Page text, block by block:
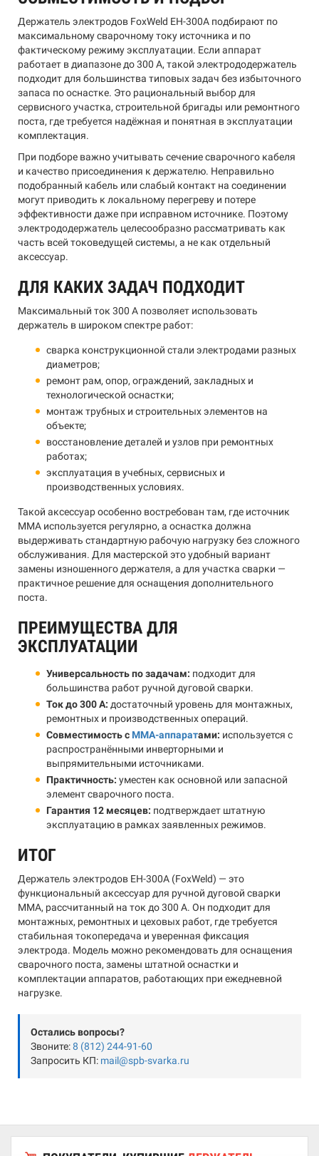
Держатель электродов FoxWeld EH-300А подбирают по
максимальному сварочному току источника и по
фактическому режиму эксплуатации. Если аппарат
работает в диапазоне до 300 А, такой электрододержатель
подходит для большинства типовых задач без избыточного
запаса по оснастке. Это рациональный выбор для
сервисного участка, строительной бригады или ремонтного
поста, где требуется надёжная и понятная в эксплуатации
комплектация.
При подборе важно учитывать сечение сварочного кабеля
и качество присоединения к держателю. Неправильно
подобранный кабель или слабый контакт на соединении
могут приводить к локальному перегреву и потере
эффективности даже при исправном источнике. Поэтому
электрододержатель целесообразно рассматривать как
часть всей токоведущей системы, а не как отдельный
аксессуар.
ДЛЯ КАКИХ ЗАДАЧ ПОДХОДИТ
Максимальный ток 300 А позволяет использовать
держатель в широком спектре работ:
сварка конструкционной стали электродами разных
диаметров;
ремонт рам, опор, ограждений, закладных и
технологической оснастки;
монтаж трубных и строительных элементов на
объекте;
восстановление деталей и узлов при ремонтных
работах;
эксплуатация в учебных, сервисных и
производственных условиях.
Такой аксессуар особенно востребован там, где источник
MMA используется регулярно, а оснастка должна
выдерживать стандартную рабочую нагрузку без сложного
обслуживания. Для мастерской это удобный вариант
замены изношенного держателя, а для участка сварки —
практичное решение для оснащения дополнительного
поста.
ПРЕИМУЩЕСТВА ДЛЯ
ЭКСПЛУАТАЦИИ
Универсальность по задачам: подходит для
большинства работ ручной дуговой сварки.
Ток до 300 А: достаточный уровень для монтажных,
ремонтных и производственных операций.
Совместимость с MMA-аппаратами: используется с
распространёнными инверторными и
выпрямительными источниками.
Практичность: уместен как основной или запасной
элемент сварочного поста.
Гарантия 12 месяцев: подтверждает штатную
эксплуатацию в рамках заявленных режимов.
ИТОГ
Держатель электродов EH-300А (FoxWeld) — это
функциональный аксессуар для ручной дуговой сварки
MMA, рассчитанный на ток до 300 А. Он подходит для
монтажных, ремонтных и цеховых работ, где требуется
стабильная токопередача и уверенная фиксация
электрода. Модель можно рекомендовать для оснащения
сварочного поста, замены штатной оснастки и
комплектации аппаратов, работающих при ежедневной
нагрузке.
Остались вопросы?
Звоните:8 (812) 244-91-60
Запросить КП: mail@spb-svarka.ru